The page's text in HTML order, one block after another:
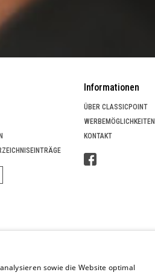
Informationen
ÜBER CLASSICPOINT
WERBEMÖGLICHKEITEN
KONTAKT
sowie die Website optimal